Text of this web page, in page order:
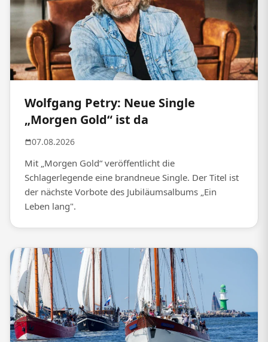
Wolfgang Petry: Neue Single
„Morgen Gold“ ist da
07.08.2026
Mit „Morgen Gold“ veröffentlicht die
Schlagerlegende eine brandneue Single. Der Titel ist
der nächste Vorbote des Jubiläumsalbums „Ein
Leben lang".